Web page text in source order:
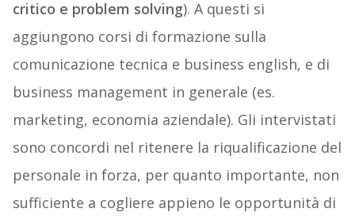
critico e problem solving). A questi si
aggiungono corsi di formazione sulla
comunicazione tecnica e business english, e di
business management in generale (es.
marketing, economia aziendale). Gli intervistati
sono concordi nel ritenere la riqualificazione del
personale in forza, per quanto importante, non
sufficiente a cogliere appieno le opportunità di